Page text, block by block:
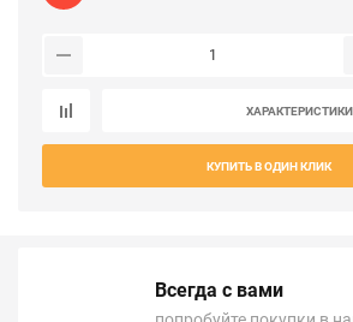
ХАРАКТЕРИСТИКИ
КУПИТЬ В ОДИН КЛИК
Всегда с вами